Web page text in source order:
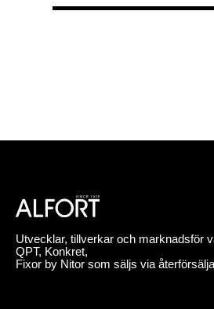
Utvecklar, tillverkar och marknadsför
QPT, Konkret,
Fixor by Nitor som säljs via